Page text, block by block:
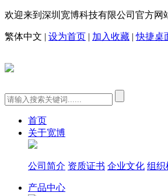
欢迎来到深圳宽博科技有限公司官方网
繁体中文 | 设为首页 | 加入收藏 |快捷桌
首页
关于宽博
公司简介 资质证书 企业文化 组织
产品中心